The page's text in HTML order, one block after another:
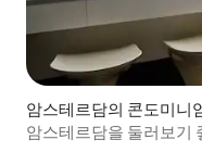
암스테르담의 콘도미니
암스테르담을 둘러보기